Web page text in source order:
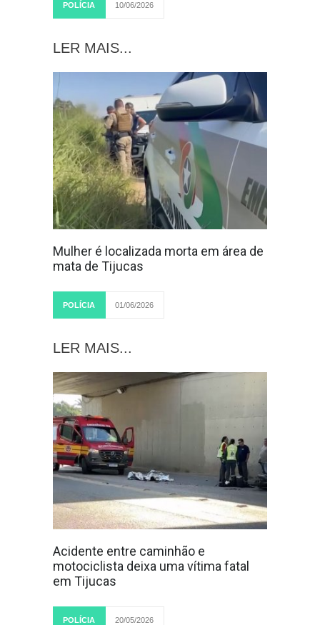
POLÍCIA 10/06/2026
LER MAIS...
Mulher é localizada morta em área de
mata de Tijucas
POLÍCIA 01/06/2026
LER MAIS...
Acidente entre caminhão e
motociclista deixa uma vítima fatal
em Tijucas
POLÍCIA 20/05/2026